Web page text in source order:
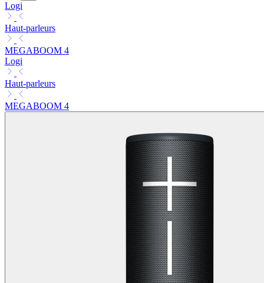
Logi
Haut-parleurs
MEGABOOM 4
Logi
Haut-parleurs
MEGABOOM 4